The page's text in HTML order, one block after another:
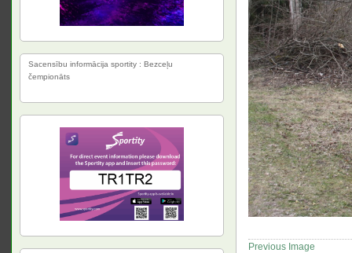
Previous Image
Sacensību informācija sportity : Bezceļu
čempionāts